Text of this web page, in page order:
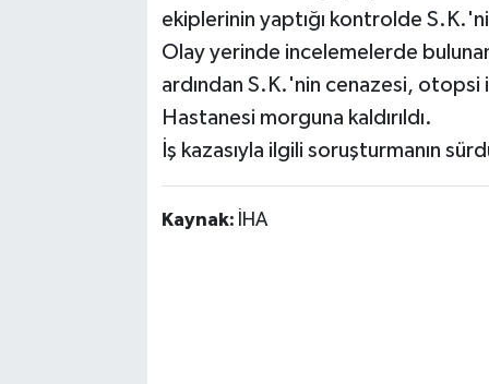
ekiplerinin yaptığı kontrolde
Olay yerinde incelemelerde bulunan
ardından S.K.'nin cenazesi,
Hastanesi morguna kaldırıldı.
İş kazasıyla ilgili soruşturmanın
Kaynak: İHA